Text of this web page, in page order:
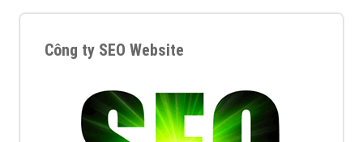
Công ty SEO Website